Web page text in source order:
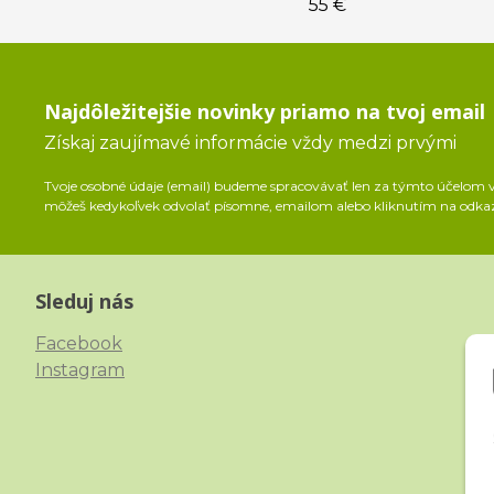
55 €
Najdôležitejšie novinky priamo na tvoj email
Získaj zaujímavé informácie vždy medzi prvými
Tvoje osobné údaje (email) budeme spracovávať len za týmto
môžeš kedykoľvek odvolať písomne, emailom alebo kliknutím na
Sleduj nás
Facebook
Instagram